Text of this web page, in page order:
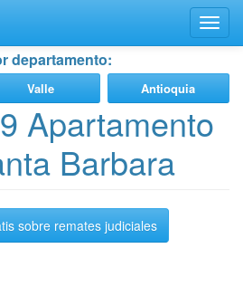
departamento:
Valle Antioquia
Apartamento
Barbara
sobre remates judiciales